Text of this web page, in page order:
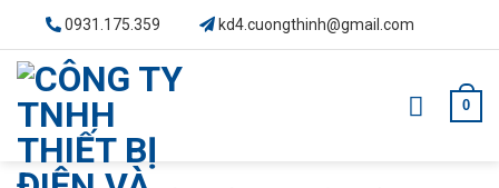
content
0931.175.359 kd4.cuongthinh@gmail.com
0